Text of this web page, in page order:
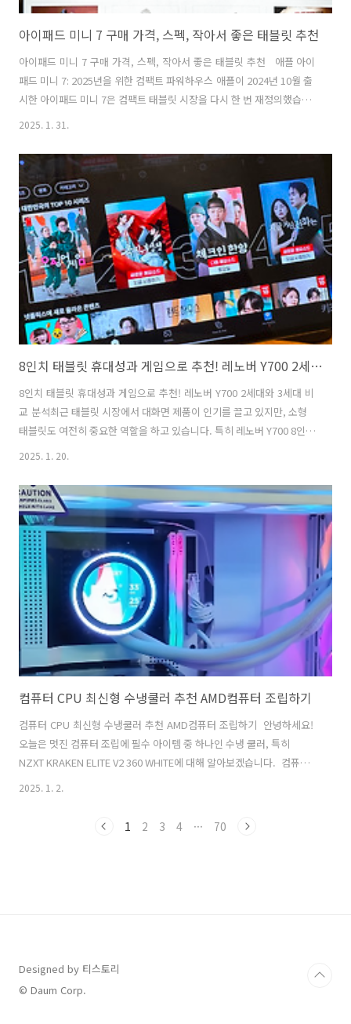
아이패드 미니 7 구매 가격, 스펙, 작아서 좋은 태블릿 추천
아이패드 미니 7 구매 가격, 스펙, 작아서 좋은 태블릿 추천 애플 아이
패드 미니 7: 2025년을 위한 컴팩트 파워하우스 애플이 2024년 10월 출
시한 아이패드 미니 7은 컴팩트 태블릿 시장을 다시 한 번 재정의했습니
다. 이번 신형 아이패드 미니는 최첨단 기능을 탑재하여 휴대성과 강력한
7의 모든 특징과 강점을 자세히 살펴보겠습니다. 디자인과 디스플레이
아이패드 미니 7은 8.3인치 Liquid Retina 디스플레이를 탑재하여 트루
톤(True Tone)과 P3 광색역을 지원합니다. 엣지 투 엣지 디자인으로 생
생한 색감과 선명한 디테일을 제공합니다. 독서, 스트리밍, 크리에이티
브 작업에 최적화되어 있습니다. 가벼운 알루미늄..
2025. 1. 31.
8인치 태블릿 휴대성과 게임으로 추천! 레노버 Y700 2세대와 3세대 비교 분석
8인치 태블릿 휴대성과 게임으로 추천! 레노버 Y700 2세대와 3세대 비
교 분석최근 태블릿 시장에서 대화면 제품이 인기를 끌고 있지만, 소형
태블릿도 여전히 중요한 역할을 하고 있습니다. 특히 레노버 Y700 8인치
태블릿은 작은 크기와 강력한 성능으로 많은 관심을 받고 있습니다. 이
고, 왜 필자가 추천하는지 이야기하겠습니다. 레노버 Y700 2세대 8인치
태블릿의 왜 가성비 끝판왕인가?레노버 Y700은 작은 크기임에도 불구하
고 뛰어난 성능을 자랑하며, 휴대성까지 갖춘 다재다능한 태블릿입니
다. 8인치 크기의 디스플레이는 한 손으로 쉽게 들 수 있어 이동 중에도
편리하게 사용할 수 있습니다. 웹서핑이나 동영상 감상을 위해 카페에..
2025. 1. 20.
컴퓨터 CPU 최신형 수냉쿨러 추천 AMD컴퓨터 조립하기
컴퓨터 CPU 최신형 수냉쿨러 추천 AMD컴퓨터 조립하기 안녕하세요!
오늘은 멋진 컴퓨터 조립에 필수 아이템 중 하나인 수냉 쿨러, 특히
NZXT KRAKEN ELITE V2 360 WHITE에 대해 알아보겠습니다. 컴퓨터
의 성능을 극대화하고 안정성을 보장해주는 이 쿨러는 AMD 라이젠 7
요? 1. NZXT KRAKEN ELITE V2 360 WHITE 소개 NZXT KRAKEN
2025. 1. 2.
1 2 3 4 ··· 70
Designed by 티스토리
© Daum Corp.